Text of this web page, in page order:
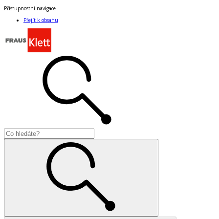
Přístupnostní navigace
Přejít k obsahu